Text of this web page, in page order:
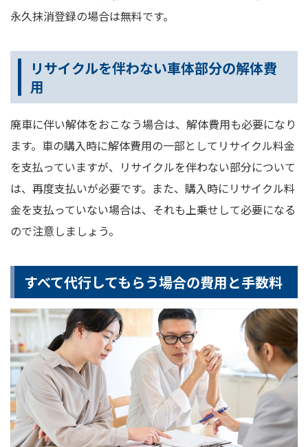
永久抹消登録の場合は無料です。
リサイクルを伴わない車体部分の解体費
用
廃車に伴い解体をおこなう場合は、解体費用も必要になり
ます。車の購入時に解体費用の一部としてリサイクル料金
を支払っていますが、リサイクルを伴わない部分について
は、再度支払いが必要です。また、購入時にリサイクル料
金を支払っていない場合は、それも上乗せして必要になる
ので注意しましょう。
すべて代行してもらう場合の費用と手数料